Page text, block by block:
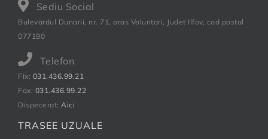
Sediu Social
Bulevardul Dunarii, nr. 71, oras Voluntari, Judet Ilfov, cod postal
077190
Telefon
Fix: 031.436.99.21
Fax: 031.436.99.22
Dispecerat: Aici
TRASEE UZUALE